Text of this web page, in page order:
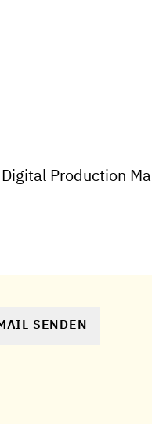
Production
SENDEN